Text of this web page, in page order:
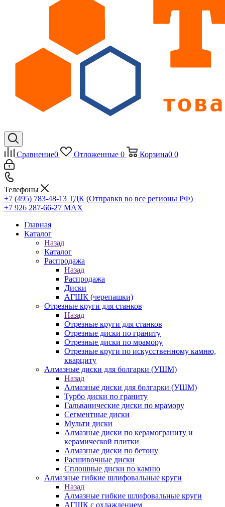
Сравнение0 Отложенные 0 Корзина0 0
Телефоны
+7 (495) 783-48-13 ТДК (Отправкв во все регионы РФ)
+7 926 287-66-27 МАХ
Главная
Каталог
Назад
Каталог
Распродажа
Назад
Распродажа
Диски
АГШК (черепашки)
Отрезные круги для станков
Назад
Отрезные круги для станков
Отрезные диски по граниту
Отрезные диски по мрамору
Отрезные круги по искусственному камню,
кварциту
Алмазные диски для болгарки (УШМ)
Назад
Алмазные диски для болгарки (УШМ)
Турбо диски по граниту
Гальванические диски по мрамору
Сегментные диски
Мульти диски
Алмазные диски по керамограниту и
керамической плитки
Алмазные диски по бетону
Расшивочные диски
Сплошные диски по камню
Алмазные гибкие шлифовальные круги
Назад
Алмазные гибкие шлифовальные круги
АГШК с охлаждением